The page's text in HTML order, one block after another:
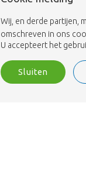
Wij, en derde partijen,
omschreven in ons
U accepteert het
Sluiten